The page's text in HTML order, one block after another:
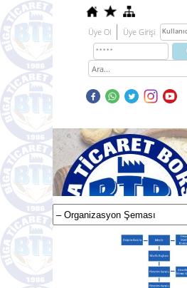
Üye Ol Üye Girişi